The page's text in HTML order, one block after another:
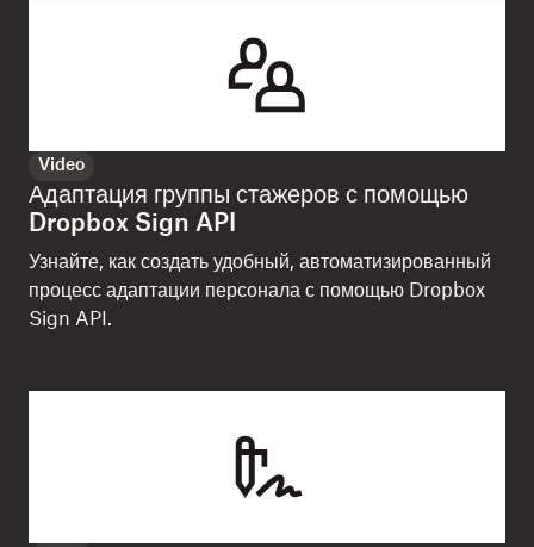
Video
Адаптация группы стажеров с помощью
Dropbox Sign API
Узнайте, как создать удобный, автоматизированный
процесс адаптации персонала с помощью Dropbox
Sign API.